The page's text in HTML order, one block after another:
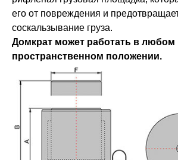
его от повреждения и
соскальзывание груза.
Домкрат может работать в любом
пространственном положении.